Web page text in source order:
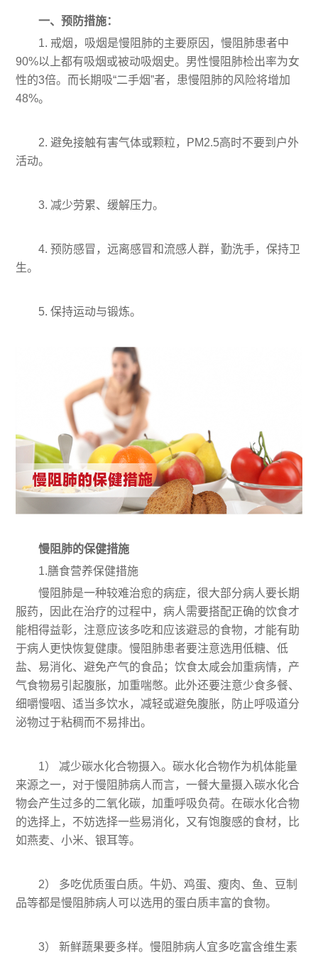
一、预防措施：
1. 戒烟，吸烟是慢阻肺的主要原因，慢阻肺患者中
90%以上都有吸烟或被动吸烟史。男性慢阻肺检出率为女
性的3倍。而长期吸“二手烟”者，患慢阻肺的风险将增加
48%。
2. 避免接触有害气体或颗粒，PM2.5高时不要到户外
活动。
3. 减少劳累、缓解压力。
4. 预防感冒，远离感冒和流感人群，勤洗手，保持卫
生。
5. 保持运动与锻炼。
慢阻肺的保健措施
1.膳食营养保健措施
慢阻肺是一种较难治愈的病症，很大部分病人要长期
服药，因此在治疗的过程中，病人需要搭配正确的饮食才
能相得益彰，注意应该多吃和应该避忌的食物，才能有助
于病人更快恢复健康。慢阻肺患者要注意选用低糖、低
盐、易消化、避免产气的食品；饮食太咸会加重病情，产
气食物易引起腹胀，加重喘憋。此外还要注意少食多餐、
细嚼慢咽、适当多饮水，减轻或避免腹胀，防止呼吸道分
泌物过于粘稠而不易排出。
1） 减少碳水化合物摄入。碳水化合物作为机体能量
来源之一，对于慢阻肺病人而言，一餐大量摄入碳水化合
物会产生过多的二氧化碳，加重呼吸负荷。在碳水化合物
的选择上，不妨选择一些易消化，又有饱腹感的食材，比
如燕麦、小米、银耳等。
2） 多吃优质蛋白质。牛奶、鸡蛋、瘦肉、鱼、豆制
品等都是慢阻肺病人可以选用的蛋白质丰富的食物。
3） 新鲜蔬果要多样。慢阻肺病人宜多吃富含维生素